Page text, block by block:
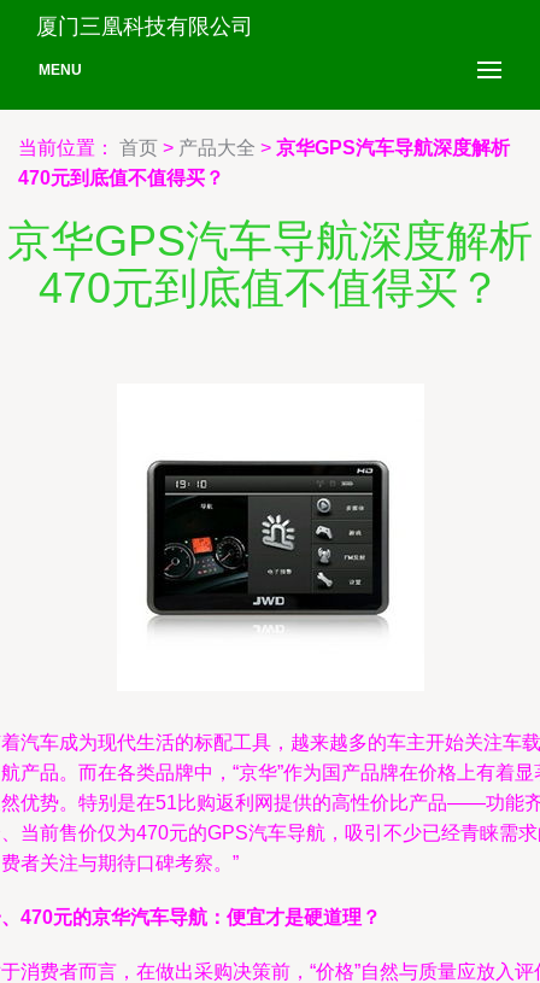
厦门三凰科技有限公司
MENU
当前位置： 首页 > 产品大全 > 京华GPS汽车导航深度解析
470元到底值不值得买？
京华GPS汽车导航深度解析
470元到底值不值得买？
汽车成为现代生活的标配工具，越来越多的车主开始关注车载
产品。而在各类品牌中，“京华”作为国产品牌在价格上有着显
优势。特别是在51比购返利网提供的高性价比产品——功能
当前售价仅为470元的GPS汽车导航，吸引不少已经青睐需
者关注与期待口碑考察。”
470元的京华汽车导航：便宜才是硬道理？
消费者而言，在做出采购决策前，“价格”自然与质量应放入评